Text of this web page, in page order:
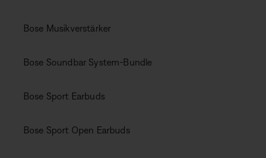
Bose Musikverstärker
Bose Soundbar System-Bundle
Bose Sport Earbuds
Bose Sport Open Earbuds